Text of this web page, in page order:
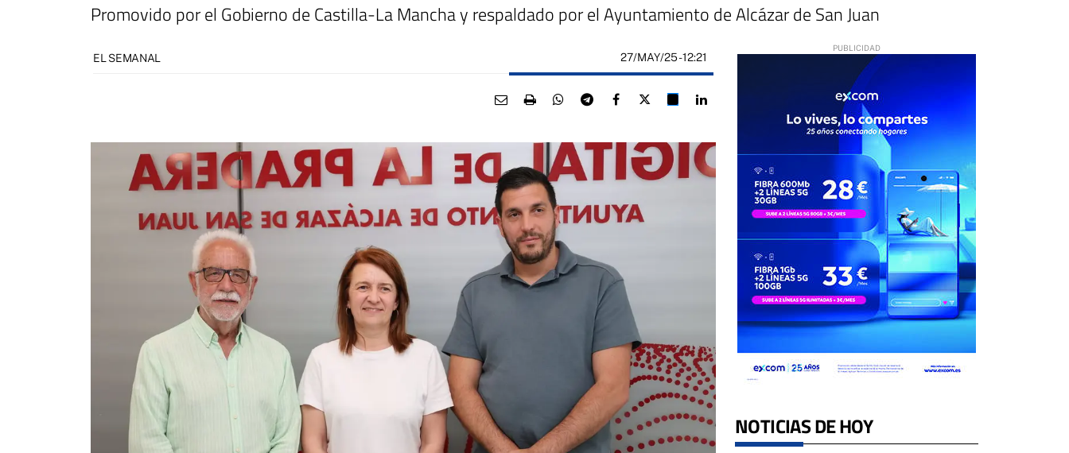
Promovido por el Gobierno de Castilla-La Mancha y respaldado por el Ayuntamiento de Alcázar de San Juan
EL SEMANAL 27/MAY/25- 12:21
NOTICIAS DE HOY